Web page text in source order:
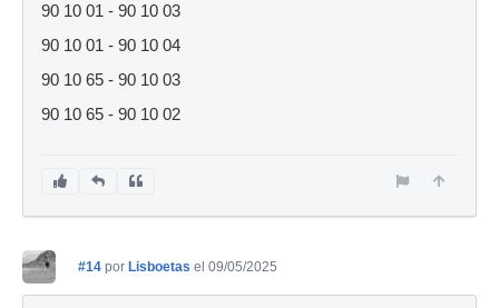
90 10 01 - 90 10 03
90 10 01 - 90 10 04
90 10 65 - 90 10 03
90 10 65 - 90 10 02
#14 por Lisboetas el 09/05/2025